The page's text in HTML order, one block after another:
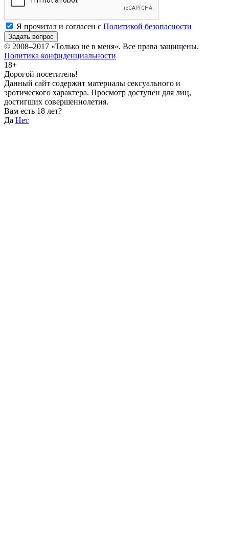
Я прочитал и согласен с Политикой безопасности
Задать вопрос
© 2008–2017 «Только не в меня». Все права защищены.
Политика конфиденциальности
18+
Дорогой посетитель!
Данный сайт содержит материалы сексуального и
эротического характера. Просмотр доступен для лиц,
достигших совершеннолетия.
Вам есть 18 лет?
Да Нет